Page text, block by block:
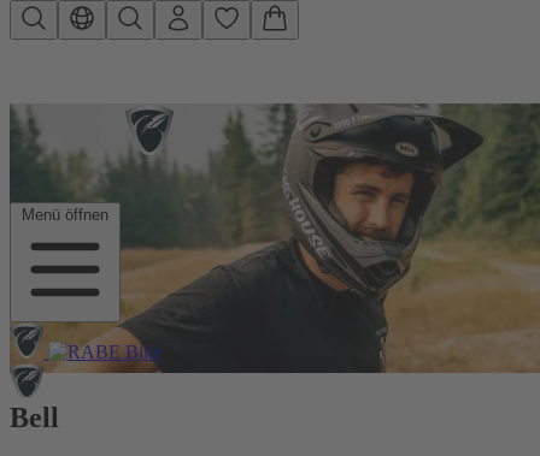
Zum Hauptinhalt springen
Menü öffnen
Bell